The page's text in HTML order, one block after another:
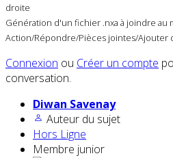
droite
Génération d'un fichier .nxa à joindre au
Action/Répondre/Pièces jointes/Ajouter
Connexion ou Créer un compte
conversation.
Diwan Savenay
Auteur du sujet
Hors Ligne
Membre junior